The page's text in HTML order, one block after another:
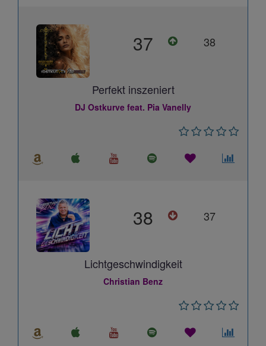
37 38
Perfekt inszeniert
DJ Ostkurve feat. Pia Vanelly
38 37
Lichtgeschwindigkeit
Christian Benz